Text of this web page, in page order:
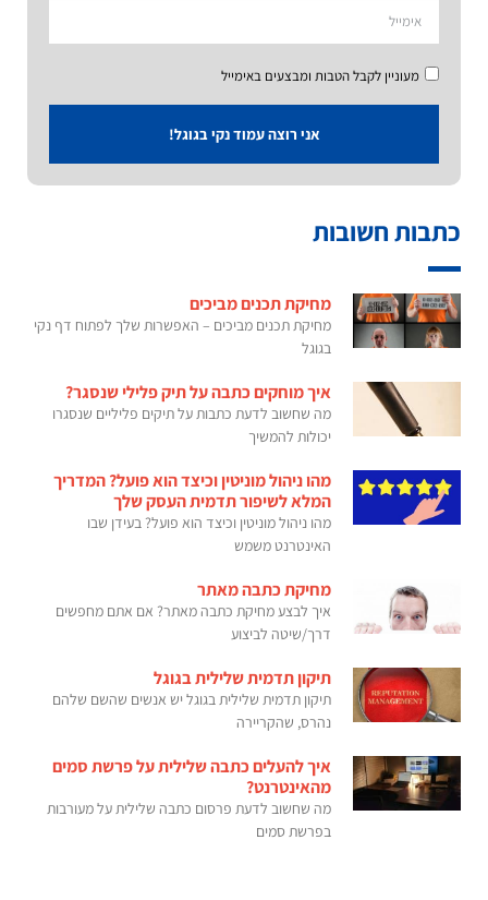
מעוניין לקבל הטבות ומבצעים באימייל
אני רוצה עמוד נקי בגוגל!
כתבות חשובות
מחיקת תכנים מביכים
מחיקת תכנים מביכים – האפשרות שלך לפתוח דף נקי
בגוגל
איך מוחקים כתבה על תיק פלילי שנסגר?
מה שחשוב לדעת כתבות על תיקים פליליים שנסגרו
יכולות להמשיך
מהו ניהול מוניטין וכיצד הוא פועל? המדריך
המלא לשיפור תדמית העסק שלך
מהו ניהול מוניטין וכיצד הוא פועל? בעידן שבו
האינטרנט משמש
מחיקת כתבה מאתר
איך לבצע מחיקת כתבה מאתר? אם אתם מחפשים
דרך/שיטה לביצוע
תיקון תדמית שלילית בגוגל
תיקון תדמית שלילית בגוגל יש אנשים שהשם שלהם
נהרס, שהקריירה
איך להעלים כתבה שלילית על פרשת סמים
מהאינטרנט?
מה שחשוב לדעת פרסום כתבה שלילית על מעורבות
בפרשת סמים